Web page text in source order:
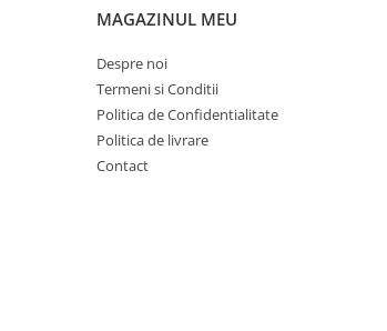
MAGAZINUL MEU
Despre noi
Termeni si Conditii
Politica de Confidentialitate
Politica de livrare
Contact